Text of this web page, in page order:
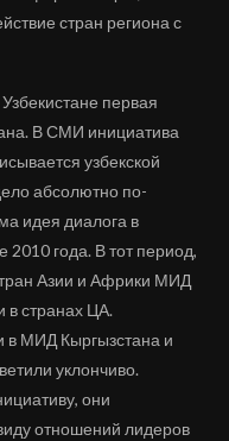
стран региона с
первая
В СМИ инициатива
узбекской
абсолютно по-
идея диалога в
года. В тот период,
Азии и Африки МИД
в странах ЦА.
в МИД Кыргызстана и
уклончиво.
они
отношений лидеров